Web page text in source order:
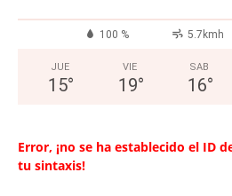
100 % 5.7kmh
JUE
15°
VIE
19°
SAB
16°
Error, ¡no se ha establecido el ID
tu sintaxis!